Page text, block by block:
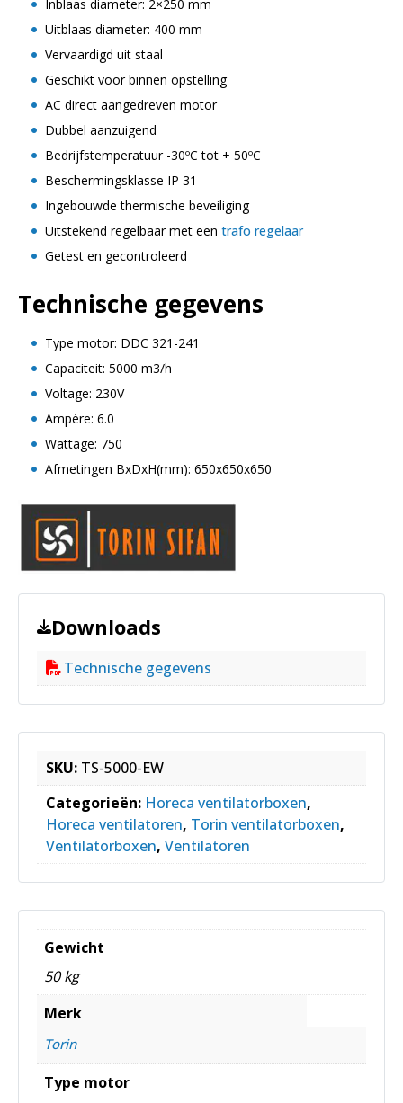
Inblaas diameter: 2×250 mm
Uitblaas diameter: 400 mm
Vervaardigd uit staal
Geschikt voor binnen opstelling
AC direct aangedreven motor
Dubbel aanzuigend
Bedrijfstemperatuur -30ºC tot + 50ºC
Beschermingsklasse IP 31
Ingebouwde thermische beveiliging
Uitstekend regelbaar met een trafo regelaar
Getest en gecontroleerd
Technische gegevens
Type motor: DDC 321-241
Capaciteit: 5000 m3/h
Voltage: 230V
Ampère: 6.0
Wattage: 750
Afmetingen BxDxH(mm): 650x650x650
Downloads
Technische gegevens
SKU: TS-5000-EW
Categorieën: Horeca ventilatorboxen,
Horeca ventilatoren, Torin ventilatorboxen,
Ventilatorboxen, Ventilatoren
Gewicht
50 kg
Merk
Torin
Type motor